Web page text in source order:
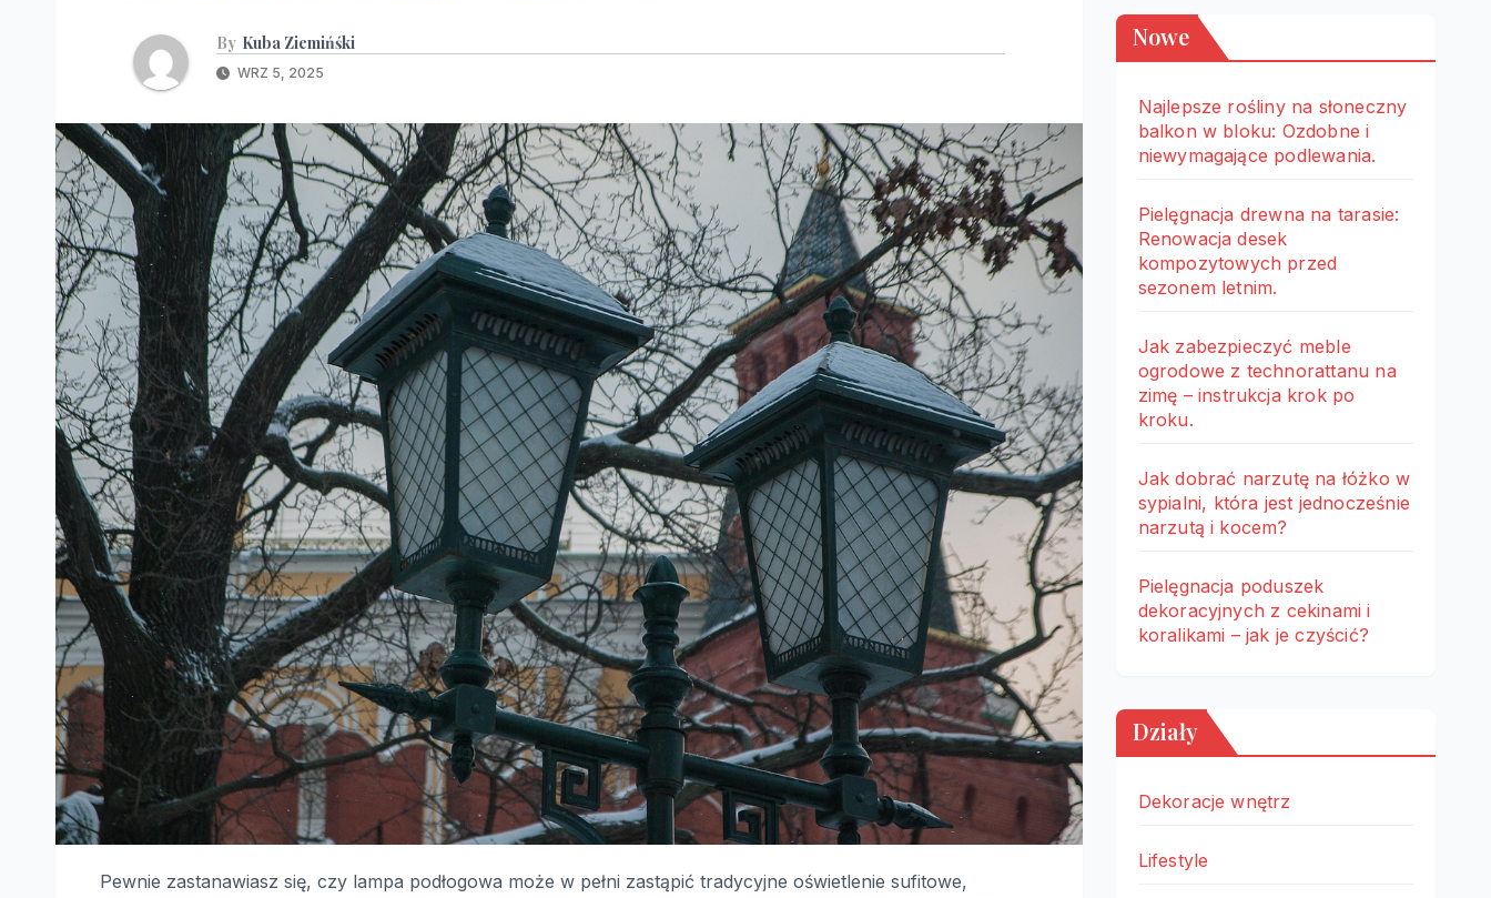
By Kuba Ziemińśki
WRZ 5, 2025
Pewnie zastanawiasz się, czy lampa podłogowa może w pełni zastąpić tradycyjne oświetlenie sufitowe,
Nowe
Najlepsze rośliny na słoneczny
balkon w bloku: Ozdobne i
niewymagające podlewania.
Pielęgnacja drewna na tarasie:
Renowacja desek
kompozytowych przed
sezonem letnim.
Jak zabezpieczyć meble
ogrodowe z technorattanu na
zimę – instrukcja krok po
kroku.
Jak dobrać narzutę na łóżko w
sypialni, która jest jednocześnie
narzutą i kocem?
Pielęgnacja poduszek
dekoracyjnych z cekinami i
koralikami – jak je czyścić?
Działy
Dekoracje wnętrz
Lifestyle